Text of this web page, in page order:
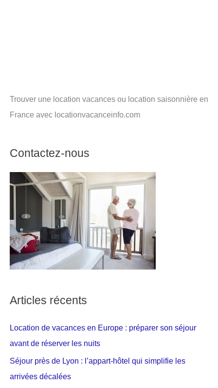
Trouver une location vacances ou location saisonnière en
France avec locationvacanceinfo.com
Contactez-nous
Articles récents
Location de vacances en Europe : préparer son séjour
avant de réserver les nuits
Séjour près de Lyon : l’appart-hôtel qui simplifie les
arrivées décalées